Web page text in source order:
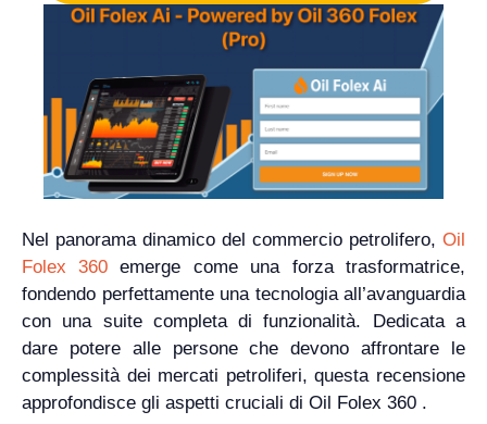
Nel panorama dinamico del commercio petrolifero, Oil
Folex 360 emerge come una forza trasformatrice,
fondendo perfettamente una tecnologia all’avanguardia
con una suite completa di funzionalità. Dedicata a
dare potere alle persone che devono affrontare le
complessità dei mercati petroliferi, questa recensione
approfondisce gli aspetti cruciali di Oil Folex 360 .